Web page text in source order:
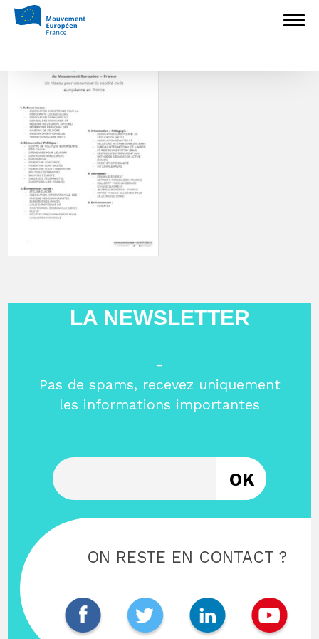
La liste des ONM – MAJ 202104
LA NEWSLETTER
-
Pas de spams, recevez uniquement
les informations importantes
ON RESTE EN CONTACT ?